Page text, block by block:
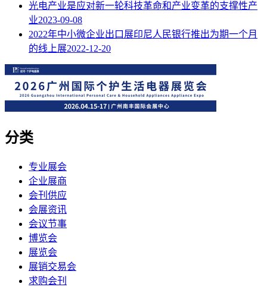
光电产业是应对新一轮科技革命和产业变革的支撑性产
业2023-09-08
2022年中小微企业出口展印尼人民银行推出为期一个月
的线上展2022-12-20
分类
专业展会
企业展商
会刊供应
会展资讯
会议节事
博览会
展览会
展销交易会
求购会刊